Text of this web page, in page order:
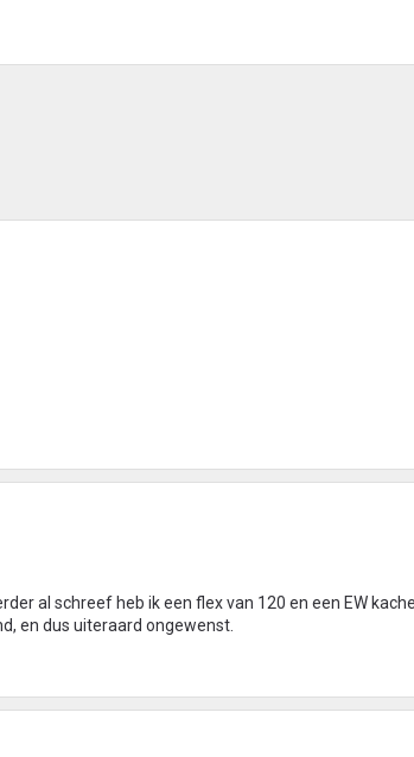
al schreef heb ik een flex van 120 en een EW
en dus uiteraard ongewenst.